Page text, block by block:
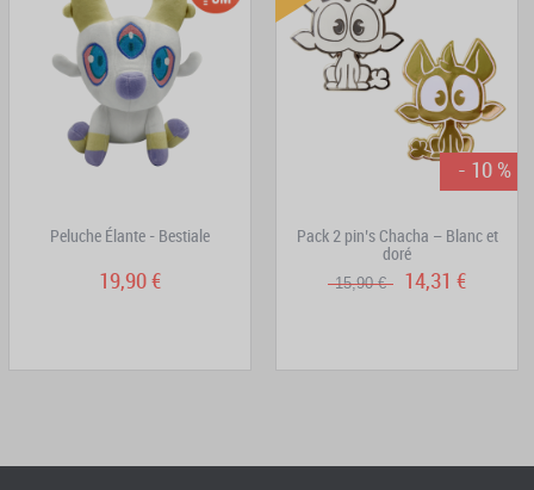
Peluche Élante - Bestiale
19,90 €
- 10 %
Pack 2 pin’s Chacha – Blanc et
doré
15,90 € 14,31 €